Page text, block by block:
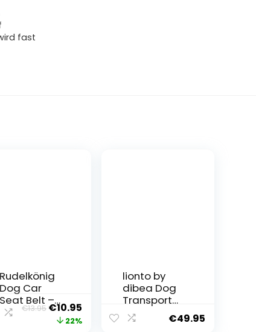
fast
Rudelkönig
Dog Car
Seat Belt –
Elastic Seat
€13.95 Original
price
€10.95Current
price
22%
lionto by
dibea Dog
Transport
Box,
Foldable, €49.95